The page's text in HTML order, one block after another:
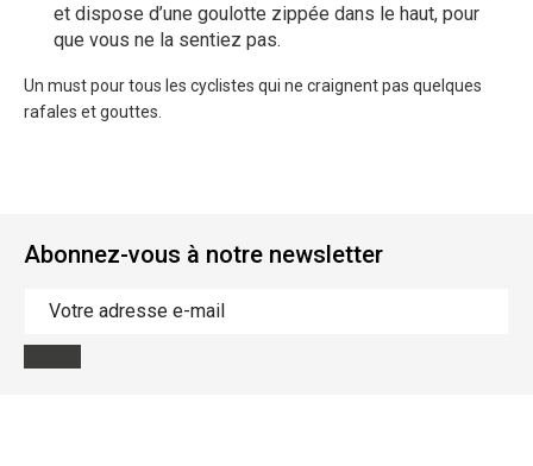
et dispose d’une goulotte zippée dans le haut, pour
que vous ne la sentiez pas.
Un must pour tous les cyclistes qui ne craignent pas quelques
rafales et gouttes.
Abonnez-vous à notre newsletter